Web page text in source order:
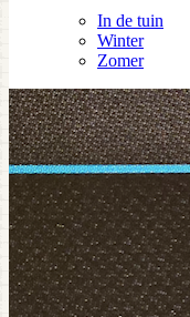
In de tuin
Winter
Zomer